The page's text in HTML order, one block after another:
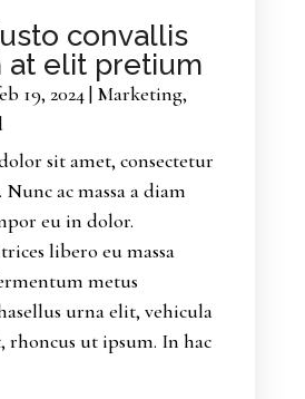
convallis
at elit pretium
19, 2024| Marketing,
sit amet, consectetur
ac massa a diam
eu in dolor.
libero eu massa
metus
urna elit, vehicula
rhoncus ut ipsum. In hac